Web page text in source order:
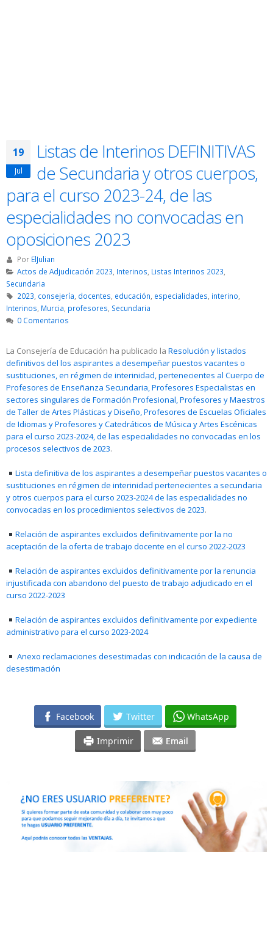
19
Jul
Listas de Interinos DEFINITIVAS
de Secundaria y otros cuerpos,
para el curso 2023-24, de las
especialidades no convocadas en
oposiciones 2023
Por ElJulian
Actos de Adjudicación 2023 Interinos Listas Interinos 2023
Secundaria
2023, consejería, docentes, educación, especialidades, interino,
Interinos, Murcia, profesores, Secundaria
0 Comentarios
La Consejería de Educación ha publicado la Resolución y listados
definitivos del los aspirantes a desempeñar puestos vacantes o
sustituciones, en régimen de interinidad, pertenecientes al Cuerpo de
Profesores de Enseñanza Secundaria, Profesores Especialistas en
sectores singulares de Formación Profesional, Profesores y Maestros
de Taller de Artes Plásticas y Diseño, Profesores de Escuelas Oficiales
de Idiomas y Profesores y Catedráticos de Música y Artes Escénicas
para el curso 2023-2024, de las especialidades no convocadas en los
procesos selectivos de 2023.
Lista definitiva de los aspirantes a desempeñar puestos vacantes o
sustituciones en régimen de interinidad pertenecientes a secundaria
y otros cuerpos para el curso 2023-2024 de las especialidades no
convocadas en los procedimientos selectivos de 2023.
Relación de aspirantes excluidos definitivamente por la no
aceptación de la oferta de trabajo docente en el curso 2022-2023
Relación de aspirantes excluidos definitivamente por la renuncia
injustificada con abandono del puesto de trabajo adjudicado en el
curso 2022-2023
Relación de aspirantes excluidos definitivamente por expediente
administrativo para el curso 2023-2024
Anexo reclamaciones desestimadas con indicación de la causa de
desestimación
Facebook Twitter WhatsApp
Imprimir Email